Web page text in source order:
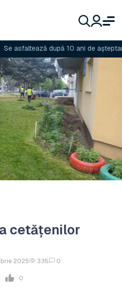
după 10 ani de așteptare
cetățenilor
2025 335 0
0